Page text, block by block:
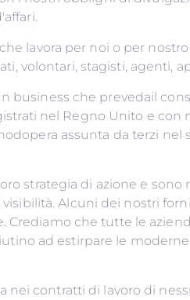
lavora per noi o per
volontari, stagisti,
business che prevedail
nel Regno Unito e
manodopera assunta
strategia di azione e
Alcuni dei nostri
Crediamo che tutte le
misure che
nei contratti di lavoro di